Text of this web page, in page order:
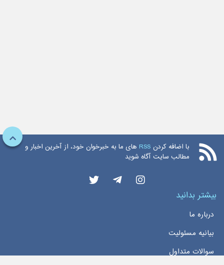
با اضافه کردن RSS های ما به خبرخوان خود، از آخرین اخبار و
مطالب سایت آگاه شوید
بیشتر بدانید
درباره ما
بیانیه مسئولیت
سوالات متداول